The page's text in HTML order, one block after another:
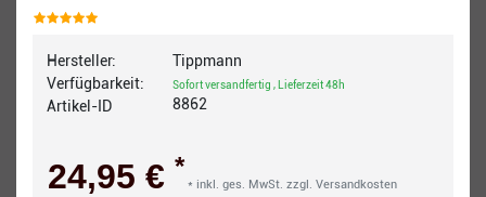
Hersteller:
Verfügbarkeit:
Artikel-ID
Tippmann
Sofort versandfertig , Lieferzeit 48h
8862
24,95 € *
* inkl. ges. MwSt. zzgl. Versandkosten